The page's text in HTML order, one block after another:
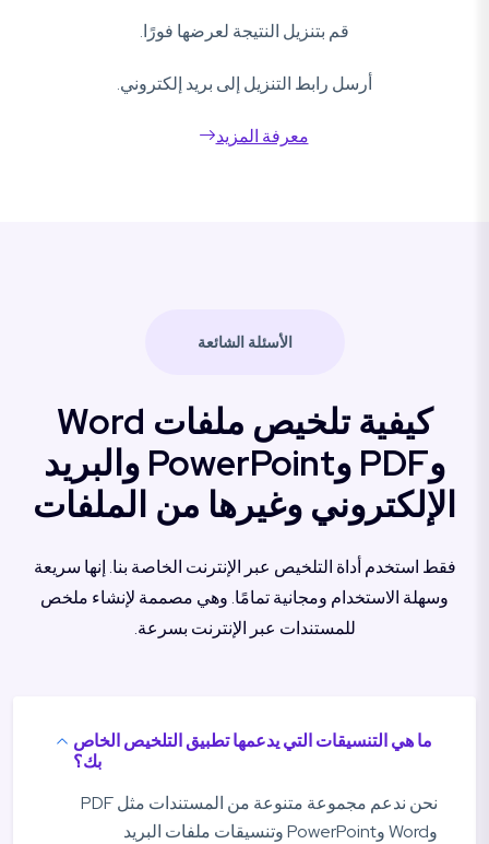
قم بتنزيل النتيجة لعرضها فورًا.
أرسل رابط التنزيل إلى بريد إلكتروني.
معرفة المزيد
الأسئلة الشائعة
كيفية تلخيص ملفات Word
وPDF وPowerPoint والبريد
الإلكتروني وغيرها من الملفات
فقط استخدم أداة التلخيص عبر الإنترنت الخاصة بنا. إنها سريعة
وسهلة الاستخدام ومجانية تمامًا. وهي مصممة لإنشاء ملخص
للمستندات عبر الإنترنت بسرعة.
ما هي التنسيقات التي يدعمها تطبيق التلخيص الخاص
بك؟
نحن ندعم مجموعة متنوعة من المستندات مثل PDF
وWord وPowerPoint وتنسيقات ملفات البريد